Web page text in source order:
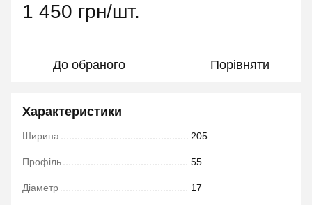
1 450 грн/шт.
До обраного Порівняти
Характеристики
Ширина 205
Профіль 55
Діаметр 17